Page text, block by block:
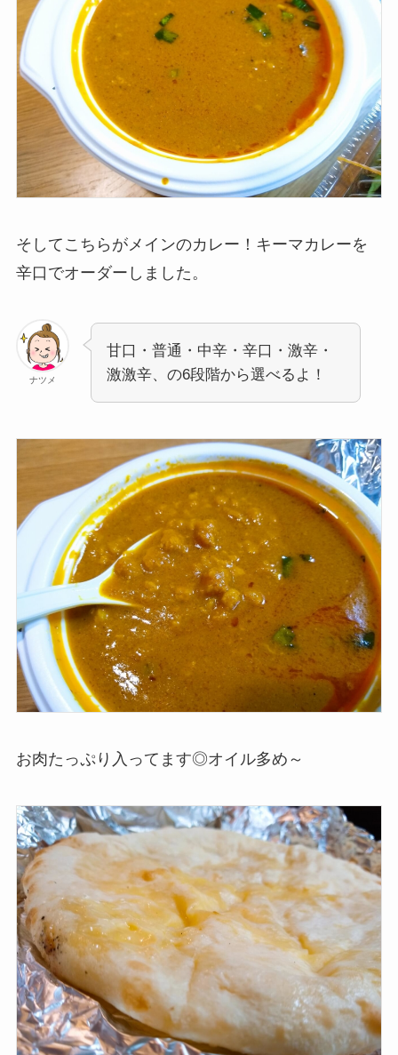
そしてこちらがメインのカレー！キーマカレーを
辛口でオーダーしました。
ナツメ
甘口・普通・中辛・辛口・激辛・
激激辛、の6段階から選べるよ！
お肉たっぷり入ってます◎オイル多め～